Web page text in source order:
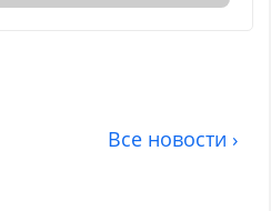
Все новости ›